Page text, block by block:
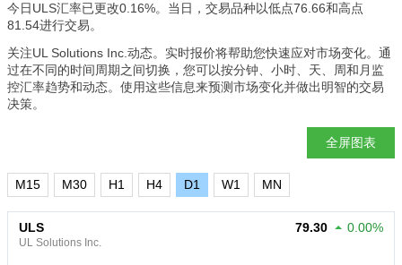
今日ULS汇率已更改0.16%。当日，交易品种以低点76.66和高点
81.54进行交易。
关注UL Solutions Inc.动态。实时报价将帮助您快速应对市场变化。通
过在不同的时间周期之间切换，您可以按分钟、小时、天、周和月监
控汇率趋势和动态。使用这些信息来预测市场变化并做出明智的交易
决策。
全屏图表
M15 M30 H1 H4 D1 W1 MN
ULS
UL Solutions Inc.
79.30 0.00%